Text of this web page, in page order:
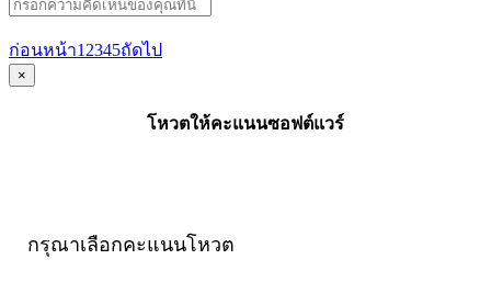
ก่อนหน้า1 2345ถัดไป
×
โหวตให้คะแนนซอฟต์แวร์
กรุณาเลือกคะแนนโหวต